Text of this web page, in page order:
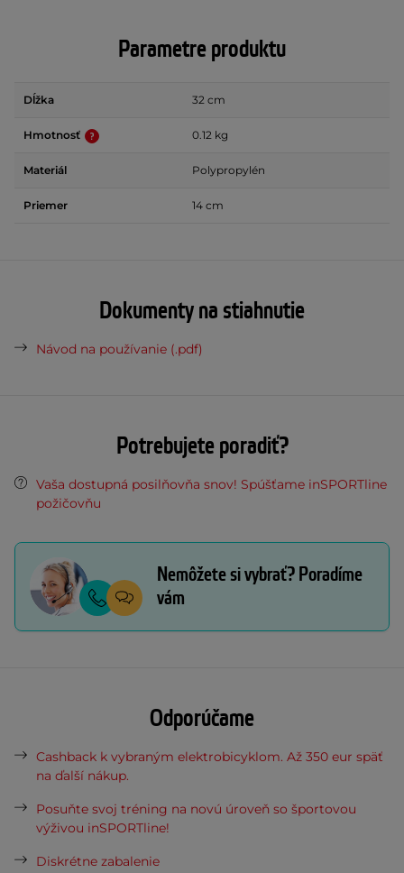
Parametre produktu
Dĺžka 32 cm
Hmotnosť 0.12 kg
Materiál Polypropylén
Priemer 14 cm
Dokumenty na stiahnutie
Návod na používanie (.pdf)
Potrebujete poradiť?
Vaša dostupná posilňovňa snov! Spúšťame inSPORTline
požičovňu
Nemôžete si vybrať? Poradíme
vám
Odporúčame
Cashback k vybraným elektrobicyklom. Až 350 eur späť
na ďalší nákup.
Posuňte svoj tréning na novú úroveň so športovou
výživou inSPORTline!
Diskrétne zabalenie